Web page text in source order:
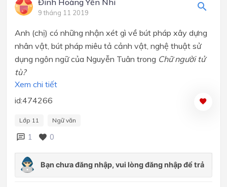
9 tháng 11 2019
Anh (chị) có những nhận xét gì về bút pháp xây dựng
nhân vật, bút pháp miêu tả cảnh vật, nghệ thuật sử
dụng ngôn ngữ của Nguyễn Tuân trong Chữ người tử
tù?
Xem chi tiết
id:474266
Lớp 11 Ngữ văn
1 0